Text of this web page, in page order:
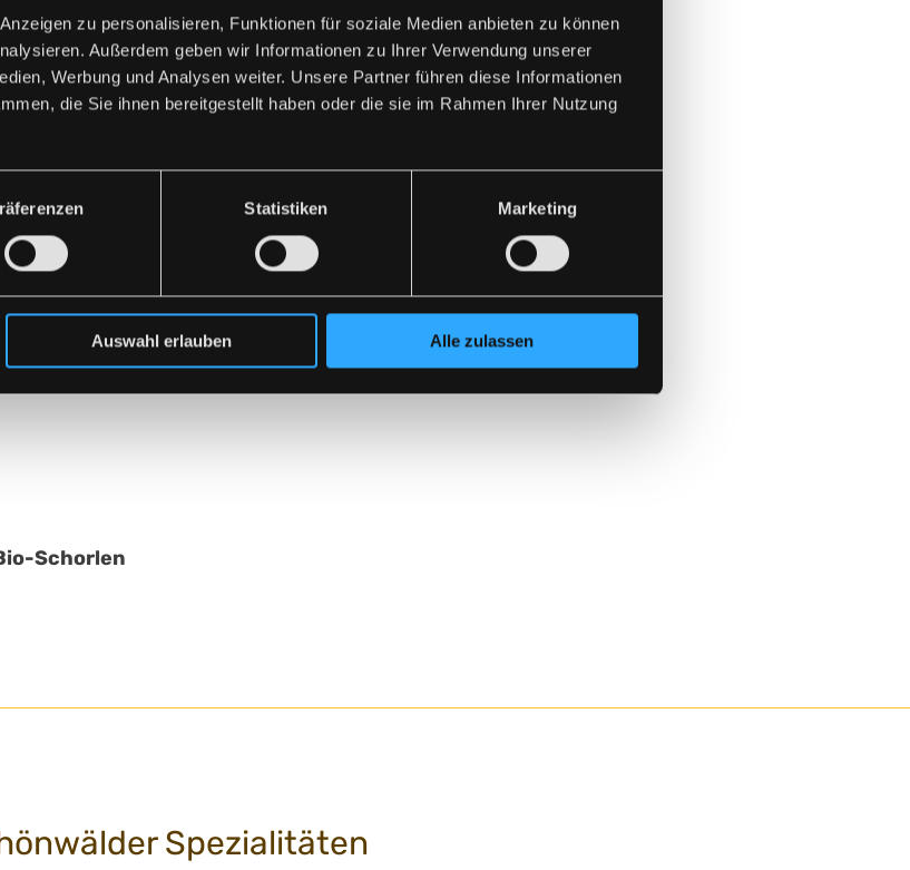
zu personalisieren, Funktionen für soziale Medien anbieten zu können
Außerdem geben wir Informationen zu Ihrer Verwendung unserer
Werbung und Analysen weiter. Unsere Partner führen diese Informationen
die Sie ihnen bereitgestellt haben oder die sie im Rahmen Ihrer Nutzung
Statistiken Marketing
Auswahl erlauben Alle zulassen
Gemüse
Schorlen
Spezialitäten